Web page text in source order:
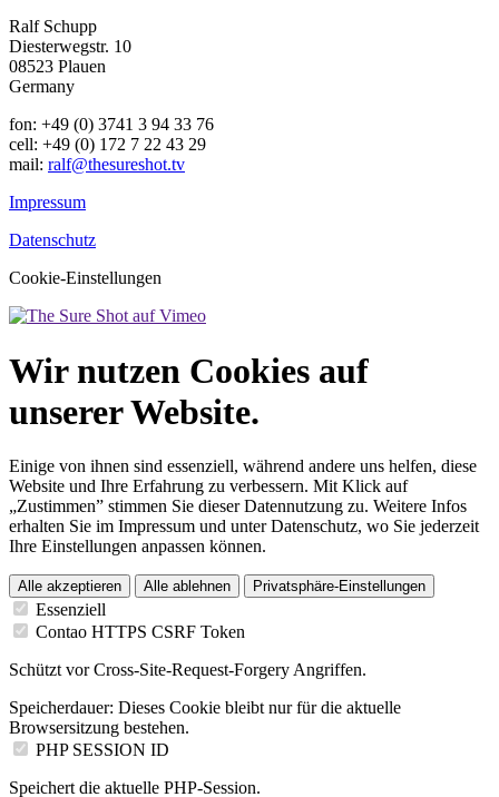
Ralf Schupp
Diesterwegstr. 10
08523 Plauen
Germany
fon: +49 (0) 3741 3 94 33 76
cell: +49 (0) 172 7 22 43 29
mail: ralf@thesureshot.tv
Impressum
Datenschutz
Cookie-Einstellungen
Wir nutzen Cookies auf
unserer Website.
Einige von ihnen sind essenziell, während andere uns helfen, diese
Website und Ihre Erfahrung zu verbessern. Mit Klick auf
„Zustimmen” stimmen Sie dieser Datennutzung zu. Weitere Infos
erhalten Sie im Impressum und unter Datenschutz, wo Sie jederzeit
Ihre Einstellungen anpassen können.
Alle akzeptieren Alle ablehnen Privatsphäre-Einstellungen
Essenziell
Contao HTTPS CSRF Token
Schützt vor Cross-Site-Request-Forgery Angriffen.
Speicherdauer: Dieses Cookie bleibt nur für die aktuelle
Browsersitzung bestehen.
PHP SESSION ID
Speichert die aktuelle PHP-Session.